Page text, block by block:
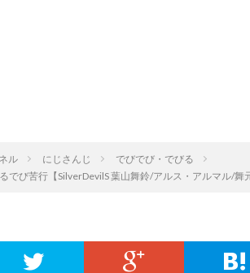
ル にじさんじ
でびでび・でびる
でび苦行【SilverDevilS 葉山舞鈴/アルス・アルマル/